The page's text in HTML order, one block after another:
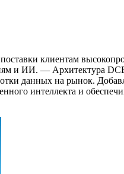
клиентам
и ИИ. — Архитектура
данных на рынок.
интеллекта и